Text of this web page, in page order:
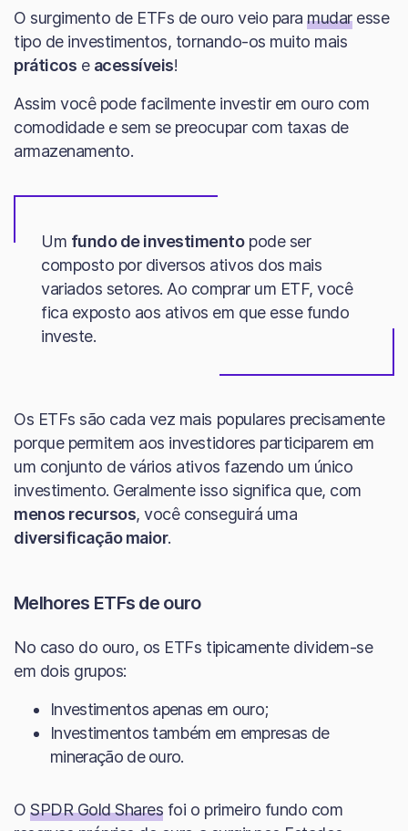
O surgimento de ETFs de ouro veio paramudaresse
tipo de investimentos, tornando-os muito mais
práticos e acessíveis!
Assim você pode facilmente investir em ouro com
comodidade e sem se preocupar com taxas de
armazenamento.
Um fundo de investimentopode ser
composto por diversos ativos dos mais
variados setores. Ao comprar um ETF, você
fica exposto aos ativos em que esse fundo
investe.
Os ETFs são cada vez mais populares precisamente
porque permitem aos investidores participarem em
um conjunto de vários ativos fazendo um único
investimento. Geralmente isso significa que, com
menos recursos, você conseguirá uma
diversificação maior.
Melhores ETFs de ouro
No caso do ouro, os ETFs tipicamente dividem-se
em dois grupos:
Investimentos apenas em ouro;
Investimentos também em empresas de
mineração de ouro.
OSPDR Gold Shares foi o primeiro fundo com